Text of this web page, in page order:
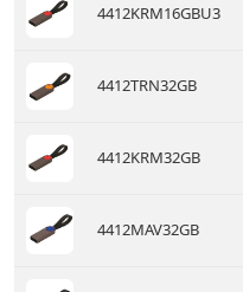
4412KRM16GBU3
4412TRN32GB
4412KRM32GB
4412MAV32GB